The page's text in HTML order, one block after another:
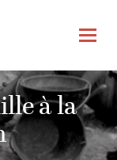
à la